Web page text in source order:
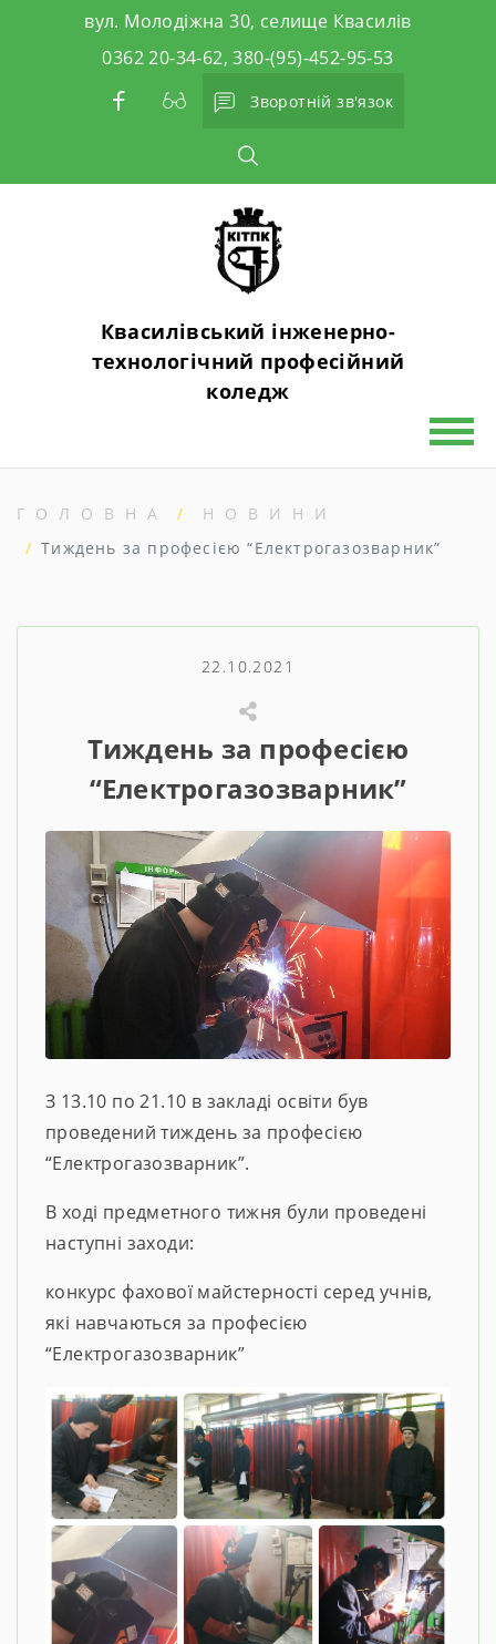
вул. Молодіжна 30, селище Квасилів
0362 20-34-62, 380-(95)-452-95-53
Зворотній зв'язок
Квасилівський інженерно-
технологічний професійний
коледж
ГОЛОВНА
НОВИНИ
Тиждень за професією “Електрогазозварник”
22.10.2021
Тиждень за професією
“Електрогазозварник”
З 13.10 по 21.10 в закладі освіти був
проведений тиждень за професією
“Електрогазозварник”.
В ході предметного тижня були проведені
наступні заходи:
конкурс фахової майстерності серед учнів,
які навчаються за професією
“Електрогазозварник”